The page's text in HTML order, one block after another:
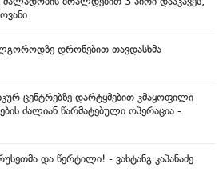
დრონებით თავდასხმა
ცენტრებზე დარტყმებით კმაყოფილი
ძალიან წარმატებული ოპერაცია -
და წერტილი! - ვახტანგ კაპანაძე